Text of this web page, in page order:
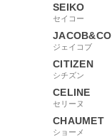
SEIKO
セイコー
JACOB&CO
ジェイコブ
CITIZEN
シチズン
CELINE
セリーヌ
CHAUMET
ショーメ